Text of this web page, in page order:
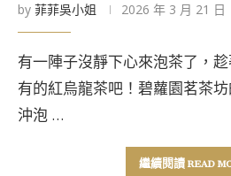
by 菲菲吳小姐 2026 年 3 月 21 日
有一陣子沒靜下心來泡茶了，
有的紅烏龍茶吧！碧蘿園茗茶
沖泡 …
繼續閱讀 READ